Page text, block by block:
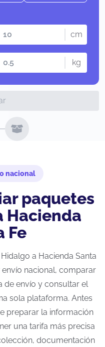
cm
kg
nacional
paquetes
Hacienda
Fe
a Hacienda Santa
envío nacional, comparar
de envío y consultar el
sola plataforma. Antes
preparar la información
una tarifa más precisa
documentación